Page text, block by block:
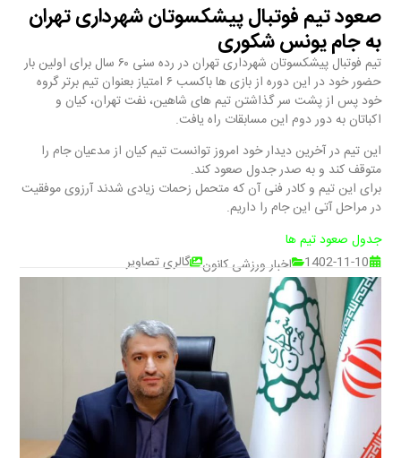
صعود تیم فوتبال پیشکسوتان شهرداری تهران
به جام یونس شکوری
تیم فوتبال پیشکسوتان شهرداری تهران در رده سنی ۶۰ سال برای اولین بار
حضور خود در این دوره از بازی ها باکسب ۶ امتیاز بعنوان تیم برتر گروه
خود پس از پشت سر گذاشتن تیم های شاهین، نفت تهران، کیان و
اکباتان به دور دوم این مسابقات راه یافت.
این تیم در آخرین دیدار خود امروز توانست تیم کیان از مدعیان جام را
متوقف کند و به صدر جدول صعود کند.
برای این تیم و کادر فنی آن که متحمل زحمات زیادی شدند آرزوی موفقیت
در مراحل آتی این جام را داریم.
جدول صعود تیم ها
1402-11-10
اخبار ورزشی کانون گالری تصاویر